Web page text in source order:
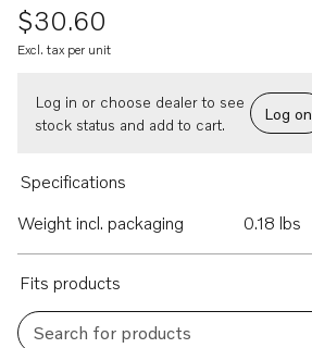
$30.60
Excl. tax per unit
Log in or choose dealer to see
stock status and add to cart.
Log on
Specifications
Weight incl. packaging
0.18 lbs
Fits products
Search for products